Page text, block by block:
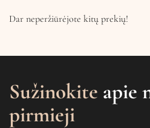
Dar neperžiūrėjote kitų prekių!
Sužinokite apie
pirmieji